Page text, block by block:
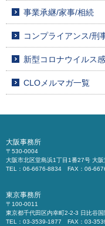
事業承継/家事/相続
コンプライアンス/刑
新型コロナウイルス
CLOメルマガ一覧
大阪事務所
〒530-0004
大阪市北区堂島浜1丁目1番27号 大
TEL：06-6676-8834 FAX：06-
東京事務所
〒100-0011
東京都千代田区内幸町2-2-3 日比谷
TEL：03-3539-1877 FAX：03-